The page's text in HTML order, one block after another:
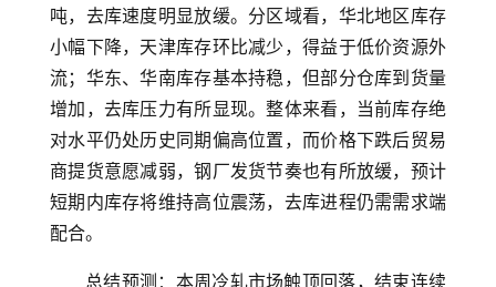
吨，去库速度明显放缓。分区域看，华北地区库存
小幅下降，天津库存环比减少，得益于低价资源外
流；华东、华南库存基本持稳，但部分仓库到货量
增加，去库压力有所显现。整体来看，当前库存绝
对水平仍处历史同期偏高位置，而价格下跌后贸易
商提货意愿减弱，钢厂发货节奏也有所放缓，预计
短期内库存将维持高位震荡，去库进程仍需需求端
配合。
总结预测：本周冷轧市场触顶回落，结束连续